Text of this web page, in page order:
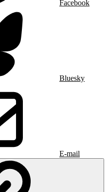
Facebook
Bluesky
E-mail